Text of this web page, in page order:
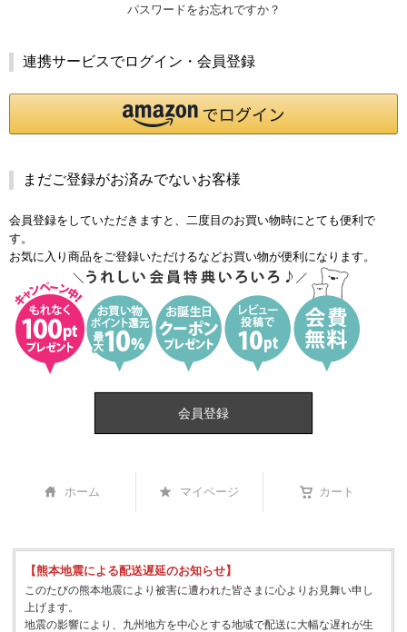
パスワードをお忘れですか？
連携サービスでログイン・会員登録
まだご登録がお済みでないお客様
会員登録をしていただきますと、二度目のお買い物時にとても便利で
す。
お気に入り商品をご登録いただけるなどお買い物が便利になります。
会員登録
ホーム マイページ カート
【熊本地震による配送遅延のお知らせ】
このたびの熊本地震により被害に遭われた皆さまに心よりお見舞い申し
上げます。
地震の影響により、九州地方を中心とする地域で配送に大幅な遅れが生